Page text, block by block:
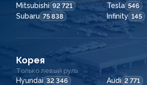
Mitsubishi 92 721 Tesla 546
Subaru 75 838 Infinity 145
Корея
Только левый руль
Hyundai 32 346 Audi 2 771